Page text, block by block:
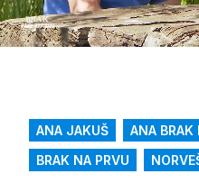
Upali
zvuk
/
Loaded:
49.90%
ANA JAKUŠ ANA BRAK
BRAK NA PRVU